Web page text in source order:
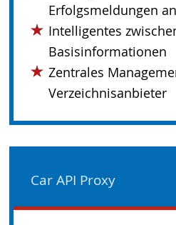
Erfolgsmeldungen
Intelligentes
Basisinformationen
Zentrales
Verzeichnisanbieter
Car API Proxy